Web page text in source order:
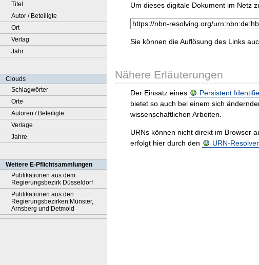
Titel
Autor / Beteiligte
Ort
Verlag
Jahr
Clouds
Schlagwörter
Orte
Autoren / Beteiligte
Verlage
Jahre
Weitere E-Pflichtsammlungen
Publikationen aus dem
Regierungsbezirk Düsseldorf
Publikationen aus den
Regierungsbezirken Münster,
Arnsberg und Detmold
Um dieses digitale Dokument im Netz
Sie können die Auflösung des Links
Nähere Erläuterungen
Der Einsatz eines Persistent
bietet so auch bei einem sich
wissenschaftlichen Arbeiten.
URNs können nicht direkt im Browser
erfolgt hier durch den
URN-